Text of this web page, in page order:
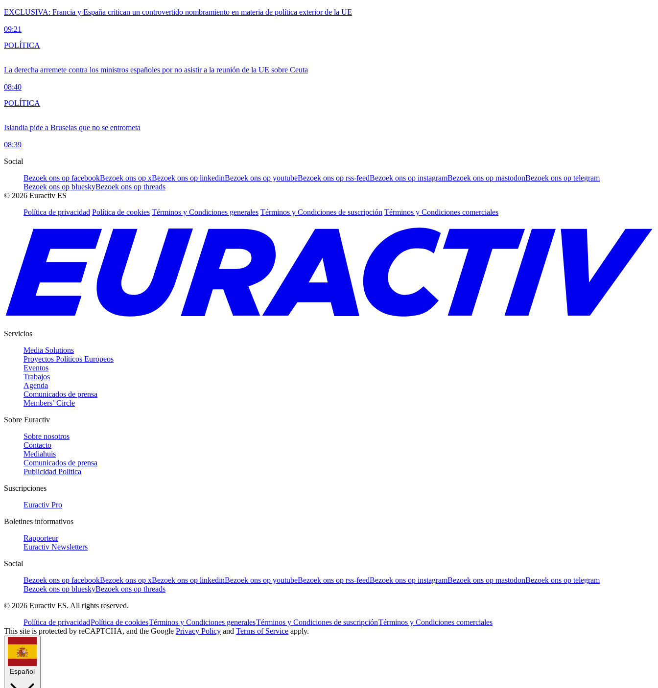
EXCLUSIVA: Francia y España critican un controvertido nombramiento en materia de política exterior de la UE
09:21
La derecha arremete contra los ministros españoles por no asistir a la reunión de la UE sobre Ceuta
08:40
POLÍTICA
Islandia pide a Bruselas que no se entrometa
08:39
POLÍTICA
Social
Bezoek ons op facebookBezoek ons op xBezoek ons op linkedinBezoek ons op youtubeBezoek ons op rss-feedBezoek ons op instagramBezoek ons op mastodonBezoek ons op telegram
Bezoek ons op blueskyBezoek ons op threads
© 2026 Euractiv ES
Política de privacidad Política de cookies Términos y Condiciones generales Términos y Condiciones de suscripción Términos y Condiciones comerciales
Servicios
Media Solutions
Proyectos Políticos Europeos
Eventos
Trabajos
Agenda
Comunicados de prensa
Members’ Circle
Sobre Euractiv
Sobre nosotros
Contacto
Mediahuis
Comunicados de prensa
Publicidad Politica
Suscripciones
Euractiv Pro
Boletines informativos
Rapporteur
Euractiv Newsletters
Social
Bezoek ons op facebookBezoek ons op xBezoek ons op linkedinBezoek ons op youtubeBezoek ons op rss-feedBezoek ons op instagramBezoek ons op mastodonBezoek ons op telegram
Bezoek ons op blueskyBezoek ons op threads
© 2026 Euractiv ES. All rights reserved.
Política de privacidadPolítica de cookiesTérminos y Condiciones generalesTérminos y Condiciones de suscripciónTérminos y Condiciones comerciales
This site is protected by reCAPTCHA, and the Google Privacy Policy and Terms of Service apply.
Español